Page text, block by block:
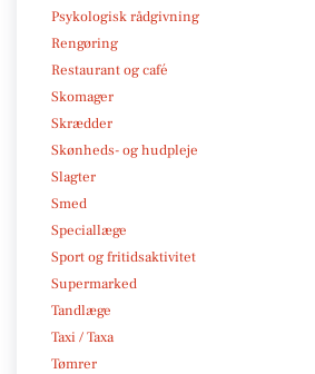
Psykologisk rådgivning
Rengøring
Restaurant og café
Skomager
Skrædder
Skønheds- og hudpleje
Slagter
Smed
Speciallæge
Sport og fritidsaktivitet
Supermarked
Tandlæge
Taxi / Taxa
Tømrer